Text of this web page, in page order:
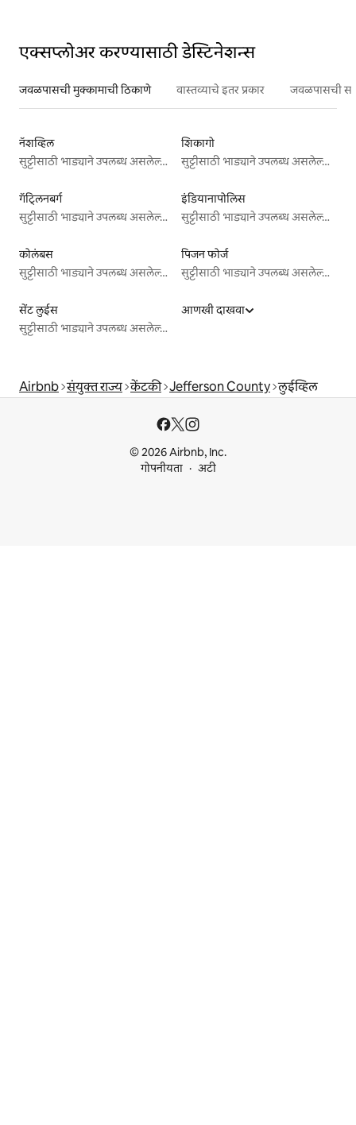
एक्सप्लोअर करण्यासाठी डेस्टिनेशन्स
जवळपासची मुक्कामाची ठिकाणे वास्तव्याचे इतर प्रकार जवळपासची
नॅशव्हिल
सुट्टीसाठी भाड्याने उपलब्ध असलेल्या जागा
शिकागो
सुट्टीसाठी भाड्याने उपलब्ध असलेल्या जागा
गॅट्लिनबर्ग
सुट्टीसाठी भाड्याने उपलब्ध असलेल्या जागा
इंडियानापोलिस
सुट्टीसाठी भाड्याने उपलब्ध असलेल्या जागा
कोलंबस
सुट्टीसाठी भाड्याने उपलब्ध असलेल्या जागा
पिजन फोर्ज
सुट्टीसाठी भाड्याने उपलब्ध असलेल्या जागा
सेंट लुईस
सुट्टीसाठी भाड्याने उपलब्ध असलेल्या जागा
आणखी दाखवा
Airbnb संयुक्त राज्य केंटकी Jefferson County लुईव्हिल
© 2026 Airbnb, Inc.
गोपनीयता
अटी